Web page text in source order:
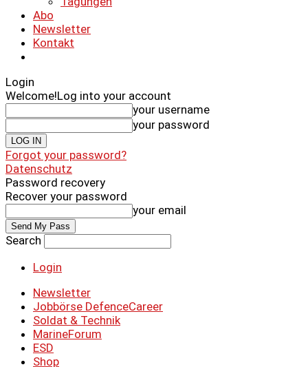
Abo
Newsletter
Kontakt
Login
Welcome!Log into your account
your username
your password
Forgot your password?
Datenschutz
Password recovery
Recover your password
your email
Search
Login
Newsletter
Jobbörse DefenceCareer
Soldat & Technik
MarineForum
ESD
Shop